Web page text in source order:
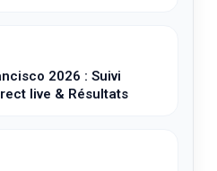
2026 : Suivi
live & Résultats